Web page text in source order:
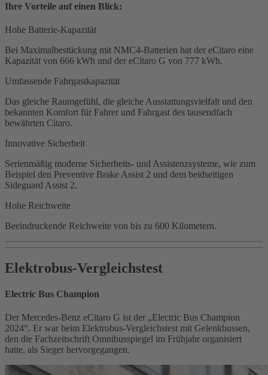
Ihre Vorteile auf einen Blick:
Hohe Batterie-Kapazität
Bei Maximalbestückung mit NMC4-Batterien hat der eCitaro eine
Kapazität von 666 kWh und der eCitaro G von 777 kWh.
Umfassende Fahrgastkapazität
Das gleiche Raumgefühl, die gleiche Ausstattungsvielfalt und den
bekannten Komfort für Fahrer und Fahrgast des tausendfach
bewährten Citaro.
Innovative Sicherheit
Serienmäßig moderne Sicherheits- und Assistenzsysteme, wie zum
Beispiel den Preventive Brake Assist 2 und dem beidseitigen
Sideguard Assist 2.
Hohe Reichweite
Beeindruckende Reichweite von bis zu 600 Kilometern.
Elektrobus-Vergleichstest
Electric Bus Champion
Der Mercedes‑Benz eCitaro G ist der „Electric Bus Champion
2024“. Er war beim Elektrobus‑Vergleichstest mit Gelenkbussen,
den die Fachzeitschrift Omnibusspiegel im Frühjahr organisiert
hatte, als Sieger hervorgegangen.